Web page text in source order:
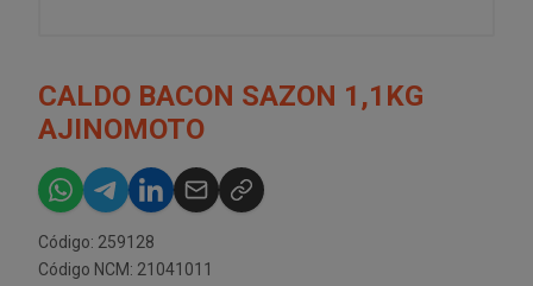
CALDO BACON SAZON 1,1KG
AJINOMOTO
Código: 259128
Código NCM: 21041011